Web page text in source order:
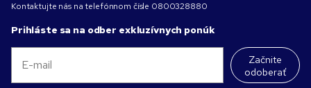
Kontaktujte nás na telefónnom čísle 0800328880
Prihláste sa na odber exkluzívnych ponúk
Začnite
odoberať